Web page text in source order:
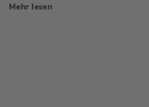
Mehr lesen